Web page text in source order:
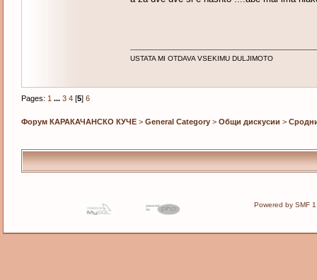
USTATA MI OTDAVA VSEKIMU DULJIMOTO
Pages: 1 ... 3 4[5] 6
Форум КАРАКАЧАНСКО КУЧЕ> General Category> Общи дискусии >
Powered by SMF